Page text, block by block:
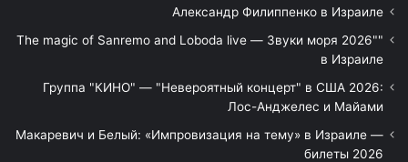
Александр Филиппенко в Израиле
"The magic of Sanremo and Loboda live — Звуки моря 2026"
в Израиле
Группа "КИНО" — "Невероятный концерт" в США 2026:
Лос-Анджелес и Майами
Макаревич и Белый: «Импровизация на тему» в Израиле —
билеты 2026